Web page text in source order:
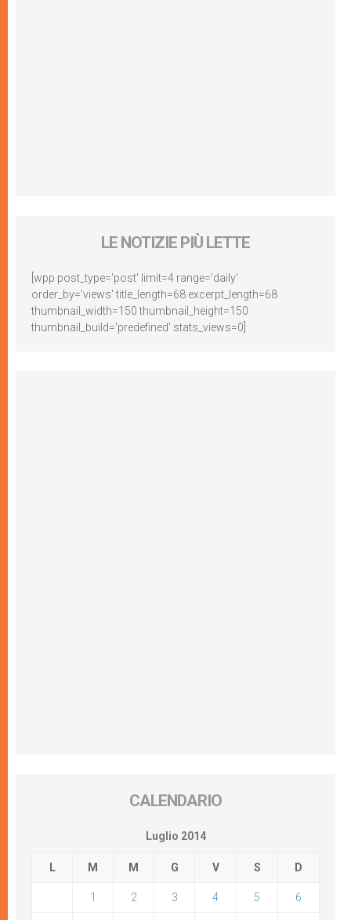
LE NOTIZIE PIÙ LETTE
[wpp post_type='post' limit=4 range='daily'
order_by='views' title_length=68 excerpt_length=68
thumbnail_width=150 thumbnail_height=150
thumbnail_build='predefined' stats_views=0]
CALENDARIO
Luglio 2014
L M M G V S D
1 2 3 4 5 6